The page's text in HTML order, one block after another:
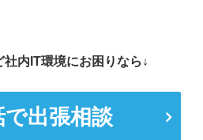
社内IT環境にお困りなら↓
で出張相談